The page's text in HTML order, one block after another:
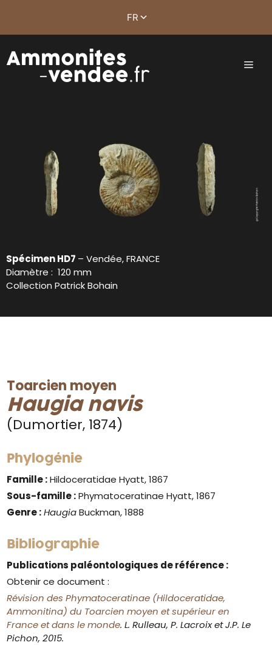
Spécimen HD7 – Vendée, FRANCE
Diamètre : 120 mm
Collection Patrick Bohain
Toarcien moyen
Haugia navis
(Dumortier, 1874)
Phylogénie
Famille :Hildoceratidae Hyatt, 1867
Sous-famille :Phymatoceratinae Hyatt, 1867
Genre : HaugiaBuckman, 1888
Bibliographie
Publications paléontologiques de référence :
Obtenir ce document :
Révision des Phymatoceratinae (Hildoceratidae,
Ammonitina) du Toarcien moyen et supérieur en
France et dans le monde. L. Rulleau, P. Lacroix et J.P. Le
Pichon, 2015.